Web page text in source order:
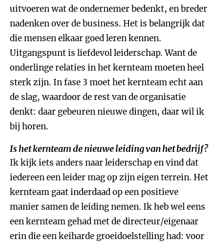
uitvoeren wat de ondernemer bedenkt, en breder
nadenken over de business. Het is belangrijk dat
die mensen elkaar goed leren kennen.
Uitgangspunt is liefdevol leiderschap. Want de
onderlinge relaties in het kernteam moeten heel
sterk zijn. In fase 3 moet het kernteam echt aan
de slag, waardoor de rest van de organisatie
denkt: daar gebeuren nieuwe dingen, daar wil ik
bij horen.
Is het kernteam de nieuwe leiding van het bedrijf?
Ik kijk iets anders naar leiderschap en vind dat
iedereen een leider mag op zijn eigen terrein. Het
kernteam gaat inderdaad op een positieve
manier samen de leiding nemen. Ik heb wel eens
een kernteam gehad met de directeur/eigenaar
erin die een keiharde groeidoelstelling had: voor